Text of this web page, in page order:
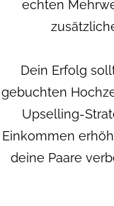
echten
Dein Erfolg
gebuchten
Upselling-
Einkommen
deine Paare